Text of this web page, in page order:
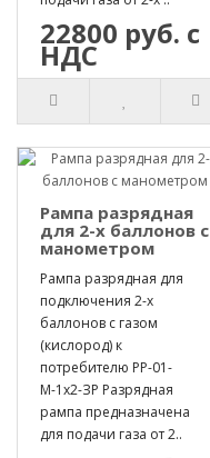
22800 руб. с
НДС
Рампа разрядная
для 2-х баллонов с
манометром
Рампа разрядная для
подключения 2-х
баллонов с газом
(кислород) к
потребителю РР-01-
М-1х2-ЗР Разрядная
рампа предназначена
для подачи газа от 2..